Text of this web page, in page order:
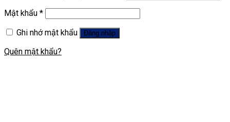
Mật khẩu *
Ghi nhớ mật khẩu
Đăng nhập
Quên mật khẩu?